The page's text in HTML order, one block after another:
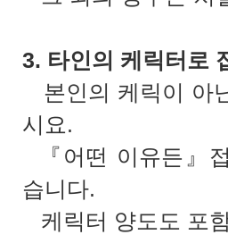
3. 타인의 케릭터로
본인의 케릭이 아
시요.
『어떤 이유든』
습니다.
케릭터 양도도 포